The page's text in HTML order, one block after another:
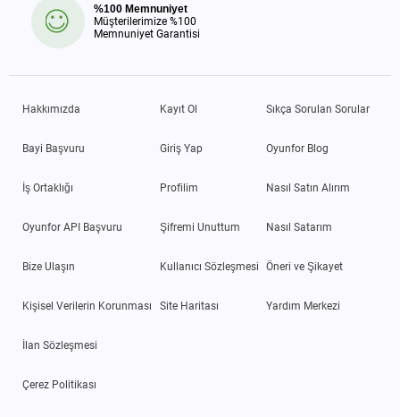
%100 Memnuniyet
Müşterilerimize %100
Memnuniyet Garantisi
Hakkımızda
Bayi Başvuru
İş Ortaklığı
Oyunfor API Başvuru
Bize Ulaşın
Kişisel Verilerin Korunması
İlan Sözleşmesi
Çerez Politikası
Kayıt Ol
Giriş Yap
Profilim
Şifremi Unuttum
Kullanıcı Sözleşmesi
Site Haritası
Sıkça Sorulan Sorular
Oyunfor Blog
Nasıl Satın Alırım
Nasıl Satarım
Öneri ve Şikayet
Yardım Merkezi